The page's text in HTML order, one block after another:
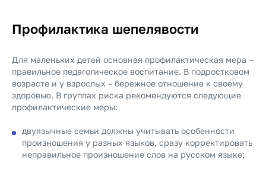
Профилактика шепелявости
Для маленьких детей основная профилактическая мера –
правильное педагогическое воспитание. В подростковом
возрасте и у взрослых – бережное отношение к своему
здоровью. В группах риска рекомендуются следующие
профилактические меры:
двуязычные семьи должны учитывать особенности
произношения у разных языков, сразу корректировать
неправильное произношение слов на русском языке;